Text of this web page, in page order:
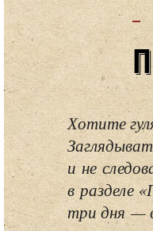
Хотите
и не
в разделе
три дня —